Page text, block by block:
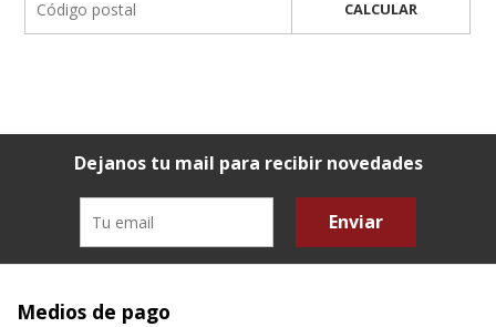
CALCULAR
Dejanos tu mail para recibir novedades
Enviar
Medios de pago